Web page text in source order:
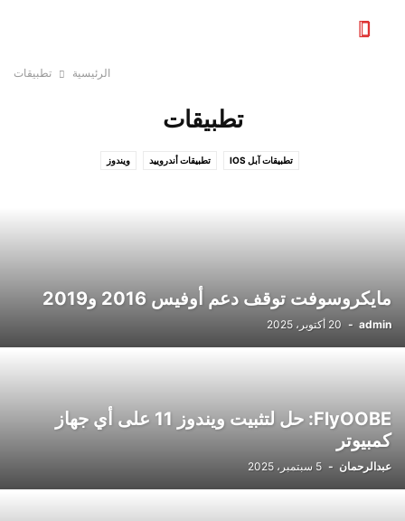
الرئيسية تطبيقات
تطبيقات
تطبيقات آبل IOS تطبيقات أندروييد ويندوز
مايكروسوفت توقف دعم أوفيس 2016 و2019
admin
- 20 أكتوبر، 2025
FlyOOBE: حل لتثبيت ويندوز 11 على أي جهاز
كمبيوتر
عبدالرحمان - 5 سبتمبر، 2025